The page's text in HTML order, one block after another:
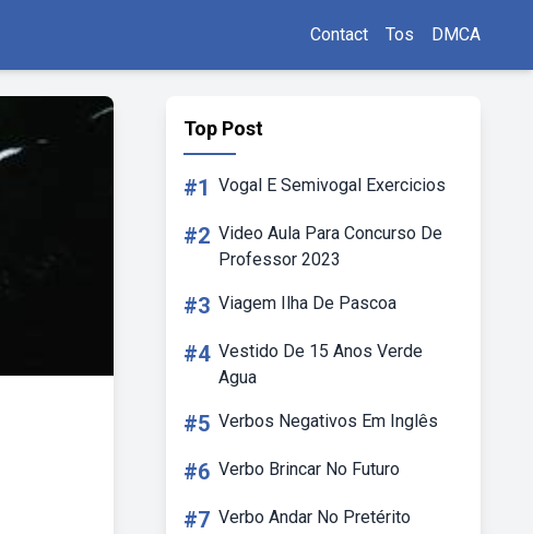
Contact Tos DMCA
Top Post
#1 Vogal E Semivogal Exercicios
#2 Video Aula Para Concurso De
Professor 2023
#3 Viagem Ilha De Pascoa
#4 Vestido De 15 Anos Verde
Agua
#5 Verbos Negativos Em Inglês
#6 Verbo Brincar No Futuro
#7 Verbo Andar No Pretérito